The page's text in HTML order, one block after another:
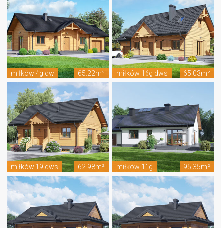
miłków 4g dw 65.22m² miłków 16g dws 65.03m²
miłków 19 dws 62.98m² miłków 11g 95.35m²